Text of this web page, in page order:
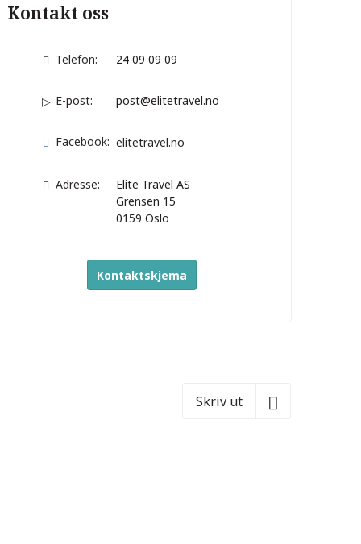
Kontakt oss
Telefon: 24 09 09 09
E-post: post@elitetravel.no
Facebook: elitetravel.no
Adresse:
Elite Travel AS
Grensen 15
0159Oslo
Kontaktskjema
Skriv ut